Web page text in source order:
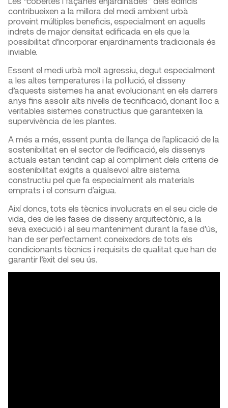
contribueixen a la millora del medi ambient urbà
proveint múltiples beneficis, especialment en aquells
indrets de major densitat edificada en els que la
possibilitat d’incorporar enjardinaments tradicionals és
inviable.
Essent el medi urbà molt agressiu, degut especialment
a les altes temperatures i la pol·lució, el disseny
d’aquests sistemes ha anat evolucionant en els darrers
anys fins assolir alts nivells de tecnificació, donant lloc a
veritables sistemes constructius que garanteixen la
supervivència de les plantes.
A més a més, essent punta de llança de l’aplicació de la
sostenibilitat en el sector de l’edificació, els dissenys
actuals estan tendint cap al compliment dels criteris de
sostenibilitat exigits a qualsevol altre sistema
constructiu pel que fa especialment als materials
emprats i el consum d’aigua.
Així doncs, tots els tècnics involucrats en el seu cicle de
vida, des de les fases de disseny arquitectònic, a la
seva execució i al seu manteniment durant la fase d’ús,
han de ser perfectament coneixedors de tots els
condicionants tècnics i requisits de qualitat que han de
garantir l’èxit del seu ús.